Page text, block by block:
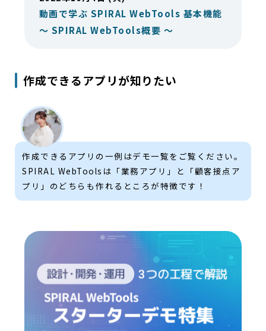
動画で学ぶ SPIRAL WebTools 基本機能
～ SPIRAL WebTools概要 ～
作成できるアプリが知りたい
作成できるアプリの一例はデモ一覧をご覧ください。
SPIRAL WebToolsは「業務アプリ」と「顧客接点ア
プリ」のどちらも作れるところが特徴です！